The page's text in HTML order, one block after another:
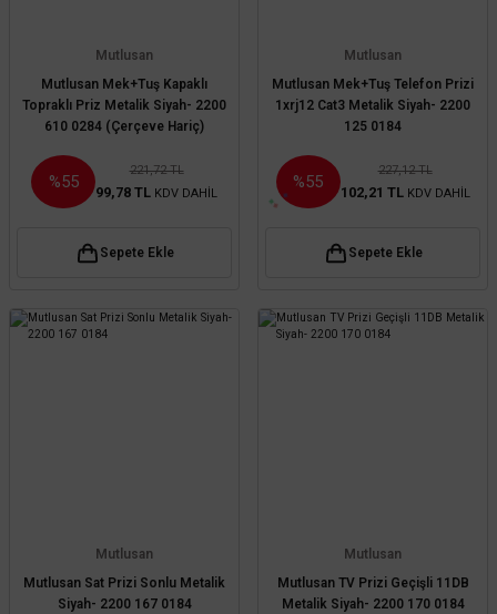
Mutlusan
Mutlusan Mek+Tuş Kapaklı
Topraklı Priz Metalik Siyah- 2200
610 0284 (Çerçeve Hariç)
%55
221,72 TL
99,78 TL KDV DAHİL
Sepete Ekle
Mutlusan
Mutlusan Mek+Tuş Telefon Prizi
1xrj12 Cat3 Metalik Siyah- 2200
125 0184
%55
227,12 TL
102,21 TL KDV DAHİL
Sepete Ekle
Mutlusan
Mutlusan Sat Prizi Sonlu Metalik
Siyah- 2200 167 0184
Mutlusan
Mutlusan TV Prizi Geçişli 11DB
Metalik Siyah- 2200 170 0184